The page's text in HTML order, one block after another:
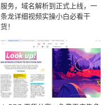
服务，域名解析到正式上线，一
条龙详细视频实操小白必看干
货！